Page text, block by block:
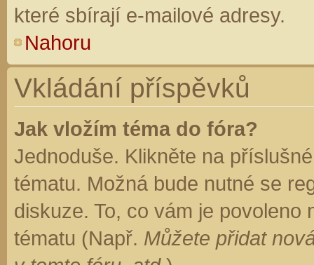
které sbírají e-mailové adresy.
Nahoru
Vkládání příspěvků
Jak vložím téma do fóra?
Jednoduše. Klikněte na
tématu. Možná bude nutné se
diskuze. To, co vám je
tématu (Např. Můžete přidat